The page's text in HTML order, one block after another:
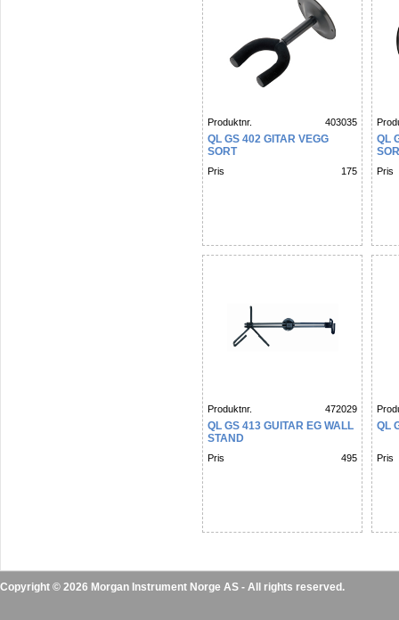
Produktnr. 403035
QL GS 402 GITAR VEGG
SORT
Pris 175
QL
Pris
Produktnr. 472029
QL GS 413 GUITAR EG WALL
STAND
Pris 495
QL
Pris
Copyright © 2026 Morgan Instrument Norge AS - All rights reserved.